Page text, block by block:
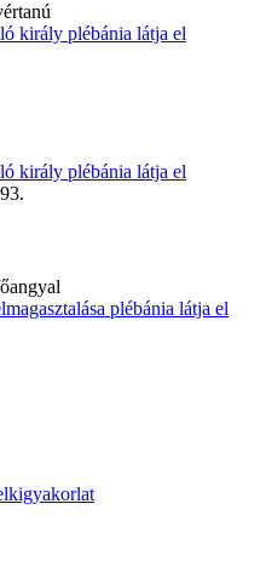
király plébánia látja el
király plébánia látja el
plébánia látja el